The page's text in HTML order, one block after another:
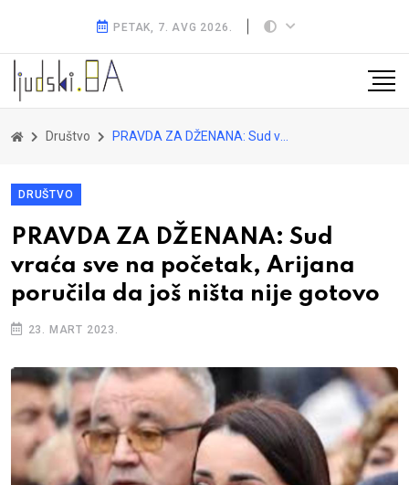
PETAK, 7. AVG 2026.
Društvo PRAVDA ZA DŽENANA: Sud vraća sve na početak, Arijana poručila da još ništa nije gotovo
DRUŠTVO
PRAVDA ZA DŽENANA: Sud
vraća sve na početak, Arijana
poručila da još ništa nije gotovo
23. MART 2023.